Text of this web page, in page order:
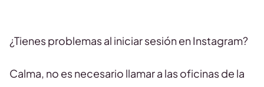
¿Tienes problemas al iniciar sesión en Instagram?
Calma, no es necesario llamar a las oficinas de la